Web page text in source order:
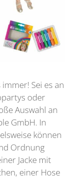
Sei es an
oder
Auswahl an
GmbH. In
können
Ordnung
Jacke mit
einer Hose